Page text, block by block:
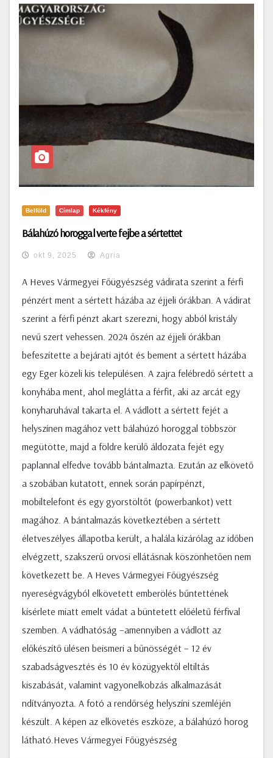
Belföld Címlap Kékfény
Bálahúzó horoggal verte fejbe a sértettet
okt 9, 2025 Agria
A Heves Vármegyei Főügyészség vádirata szerint a férfi
pénzért ment a sértett házába az éjjeli órákban. A vádirat
szerint a férfi pénzt akart szerezni, hogy abból kristály
nevű szert vehessen. 2024 őszén az éjjeli órákban
befeszítette a bejárati ajtót és bement a sértett házába
egy Eger közeli kis településen. A zajra felébredő sértett a
konyhába ment, ahol meglátta a férfit, aki az arcát egy
konyharuhával takarta el. A vádlott a sértett fejét a
helyszínen magához vett bálahúzó horoggal többször
megütötte, majd a földre kerülő áldozata fejét egy
paplannal elfedve tovább bántalmazta. Ezután az elkövető
a szobában kutatott, ennek során papírpénzt,
mobiltelefont és egy gyorstöltőt (powerbankot) vett
magához. A bántalmazás következtében a sértett
életveszélyes állapotba került, a halála kizárólag az időben
elvégzett, szakszerű orvosi ellátásnak köszönhetően nem
következett be. A Heves Vármegyei Főügyészség
nyereségvágyból elkövetett emberölés bűntettének
kísérlete miatt emelt vádat a büntetett előéletű férfival
szemben. A vádhatóság –amennyiben a vádlott az
előkészítő ülésen beismeri a bűnösségét – 12 év
szabadságvesztés és 10 év közügyektől eltiltás
kiszabását, valamint vagyonelkobzás alkalmazását
ndítványozta. A fotó a rendőrség helyszíni szemléjén
készült. A képen az elkövetés eszköze, a bálahúzó horog
látható.Heves Vármegyei Főügyészség